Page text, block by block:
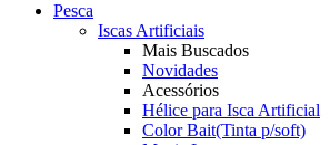
Pesca
Iscas Artificiais
Mais Buscados
Novidades
Acessórios
Hélice para Isca Artificial
Color Bait(Tinta p/soft)